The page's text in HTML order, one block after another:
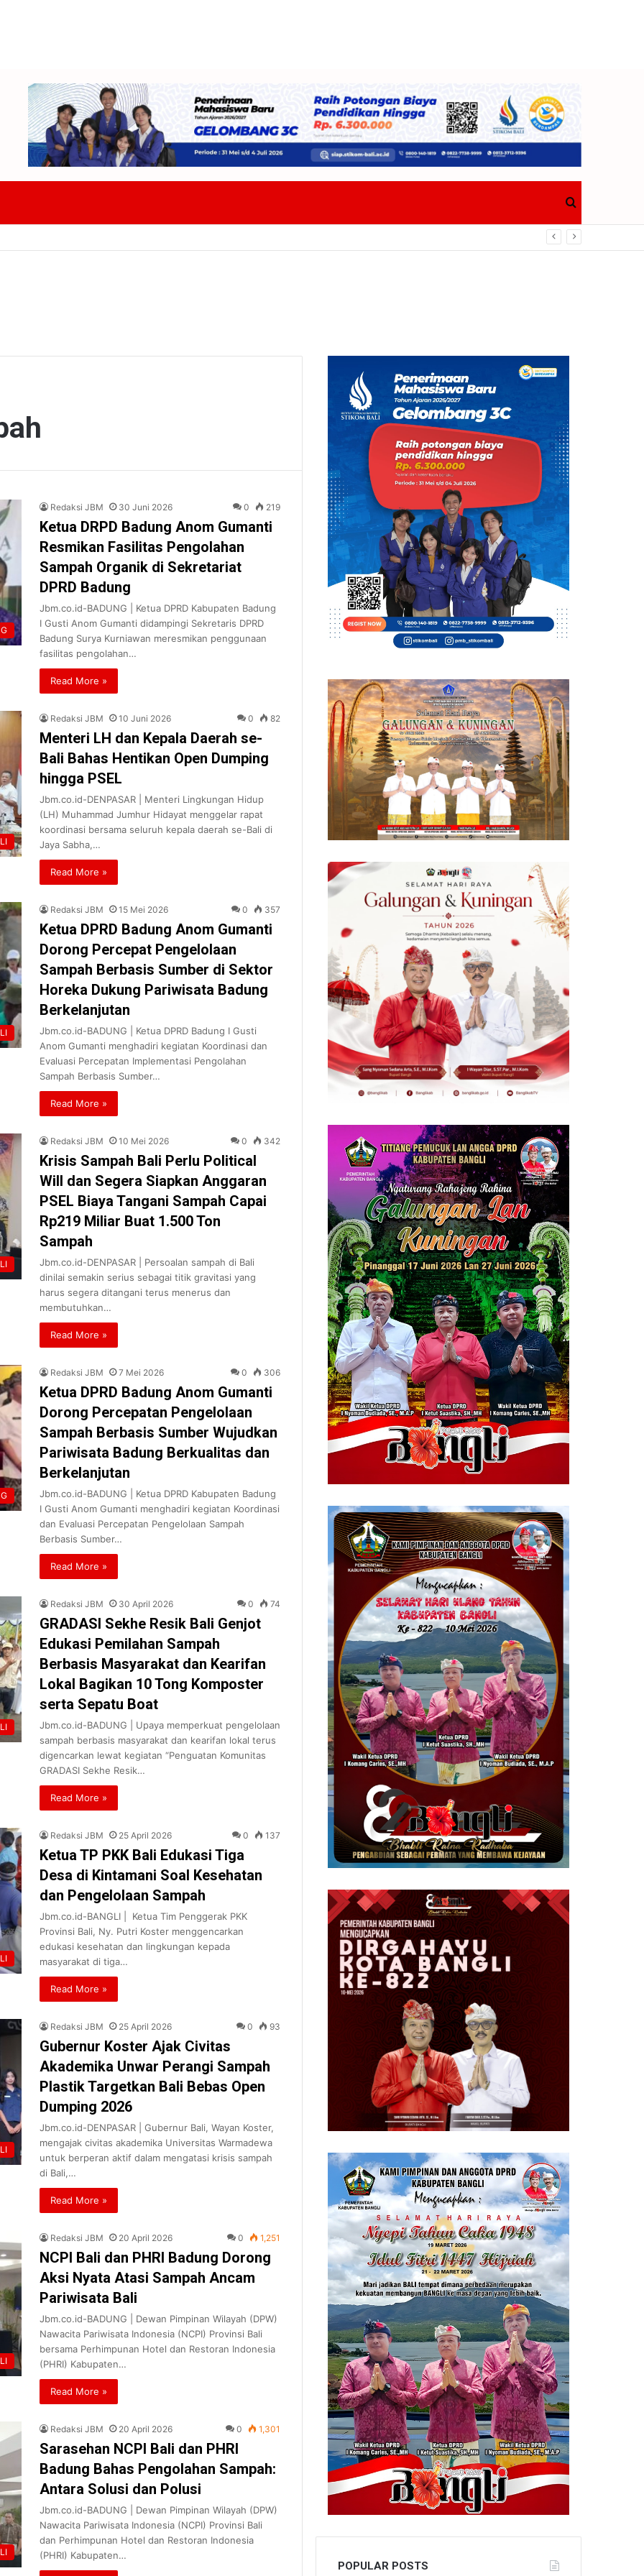
for
Redaksi JBM 30 Juni 2026 0 219
Ketua DRPD Badung Anom Gumanti
Resmikan Fasilitas Pengolahan
Sampah Organik di Sekretariat
DPRD Badung
Jbm.co.id-BADUNG | Ketua DPRD Kabupaten Badung
I Gusti Anom Gumanti didampingi Sekretaris DPRD
Badung Surya Kurniawan meresmikan penggunaan
fasilitas pengolahan…
Read More »
Redaksi JBM 10 Juni 2026 0 82
Menteri LH dan Kepala Daerah se-
Bali Bahas Hentikan Open Dumping
hingga PSEL
Jbm.co.id-DENPASAR | Menteri Lingkungan Hidup
(LH) Muhammad Jumhur Hidayat menggelar rapat
koordinasi bersama seluruh kepala daerah se-Bali di
Jaya Sabha,…
Read More »
Redaksi JBM 15 Mei 2026 0 357
Ketua DPRD Badung Anom Gumanti
Dorong Percepat Pengelolaan
Sampah Berbasis Sumber di Sektor
Horeka Dukung Pariwisata Badung
Berkelanjutan
Jbm.co.id-BADUNG | Ketua DPRD Badung I Gusti
Anom Gumanti menghadiri kegiatan Koordinasi dan
Evaluasi Percepatan Implementasi Pengolahan
Sampah Berbasis Sumber…
Read More »
Redaksi JBM 10 Mei 2026 0 342
Krisis Sampah Bali Perlu Political
Will dan Segera Siapkan Anggaran
PSEL Biaya Tangani Sampah Capai
Rp219 Miliar Buat 1.500 Ton
Sampah
Jbm.co.id-DENPASAR | Persoalan sampah di Bali
dinilai semakin serius sebagai titik gravitasi yang
harus segera ditangani terus menerus dan
membutuhkan…
Read More »
Redaksi JBM 7 Mei 2026 0 306
Ketua DPRD Badung Anom Gumanti
Dorong Percepatan Pengelolaan
Sampah Berbasis Sumber Wujudkan
Pariwisata Badung Berkualitas dan
Berkelanjutan
Jbm.co.id-BADUNG | Ketua DPRD Kabupaten Badung
I Gusti Anom Gumanti menghadiri kegiatan Koordinasi
dan Evaluasi Percepatan Pengelolaan Sampah
Berbasis Sumber…
Read More »
Redaksi JBM 30 April 2026 0 74
GRADASI Sekhe Resik Bali Genjot
Edukasi Pemilahan Sampah
Berbasis Masyarakat dan Kearifan
Lokal Bagikan 10 Tong Komposter
serta Sepatu Boat
Jbm.co.id-BADUNG | Upaya memperkuat pengelolaan
sampah berbasis masyarakat dan kearifan lokal terus
digencarkan lewat kegiatan “Penguatan Komunitas
GRADASI Sekhe Resik…
Read More »
Redaksi JBM 25 April 2026 0 137
Ketua TP PKK Bali Edukasi Tiga
Desa di Kintamani Soal Kesehatan
dan Pengelolaan Sampah
Jbm.co.id-BANGLI | Ketua Tim Penggerak PKK
Provinsi Bali, Ny. Putri Koster menggencarkan
edukasi kesehatan dan lingkungan kepada
masyarakat di tiga…
Read More »
Redaksi JBM 25 April 2026 0 93
Gubernur Koster Ajak Civitas
Akademika Unwar Perangi Sampah
Plastik Targetkan Bali Bebas Open
Dumping 2026
Jbm.co.id-DENPASAR | Gubernur Bali, Wayan Koster,
mengajak civitas akademika Universitas Warmadewa
untuk berperan aktif dalam mengatasi krisis sampah
di Bali,…
Read More »
Redaksi JBM 20 April 2026 0 1,251
NCPI Bali dan PHRI Badung Dorong
Aksi Nyata Atasi Sampah Ancam
Pariwisata Bali
Jbm.co.id-BADUNG | Dewan Pimpinan Wilayah (DPW)
Nawacita Pariwisata Indonesia (NCPI) Provinsi Bali
bersama Perhimpunan Hotel dan Restoran Indonesia
(PHRI) Kabupaten…
Read More »
Redaksi JBM 20 April 2026 0 1,301
Sarasehan NCPI Bali dan PHRI
Badung Bahas Pengolahan Sampah:
Antara Solusi dan Polusi
Jbm.co.id-BADUNG | Dewan Pimpinan Wilayah (DPW)
Nawacita Pariwisata Indonesia (NCPI) Provinsi Bali
dan Perhimpunan Hotel dan Restoran Indonesia
(PHRI) Kabupaten…
POPULAR POSTS